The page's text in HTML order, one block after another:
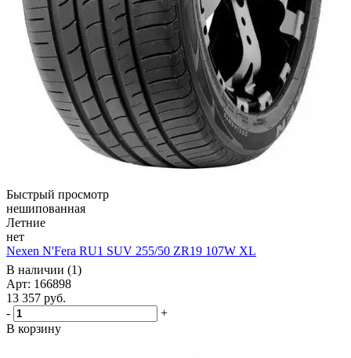
Быстрый просмотр
нешипованная
Летние
нет
Nexen N'Fera RU1 SUV 255/50 ZR19 107W XL
В наличии (1)
Арт: 166898
13 357 руб.
-
+
В корзину